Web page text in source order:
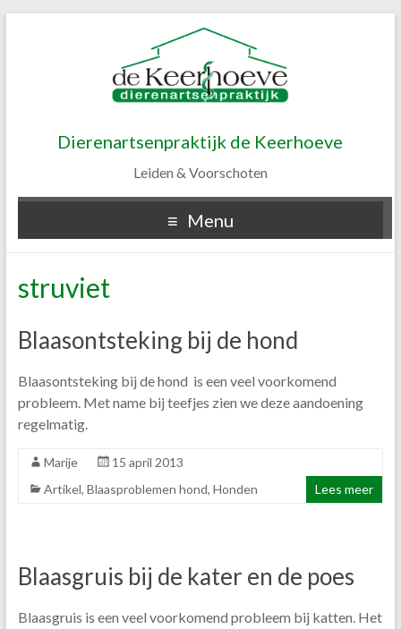
Dierenartsenpraktijk de Keerhoeve
Leiden & Voorschoten
Menu
struviet
Blaasontsteking bij de hond
Blaasontsteking bij de hond is een veel voorkomend
probleem. Met name bij teefjes zien we deze aandoening
regelmatig.
Marije
15 april 2013
Artikel, Blaasproblemen hond, Honden Lees meer
Blaasgruis bij de kater en de poes
Blaasgruis is een veel voorkomend probleem bij katten. Het